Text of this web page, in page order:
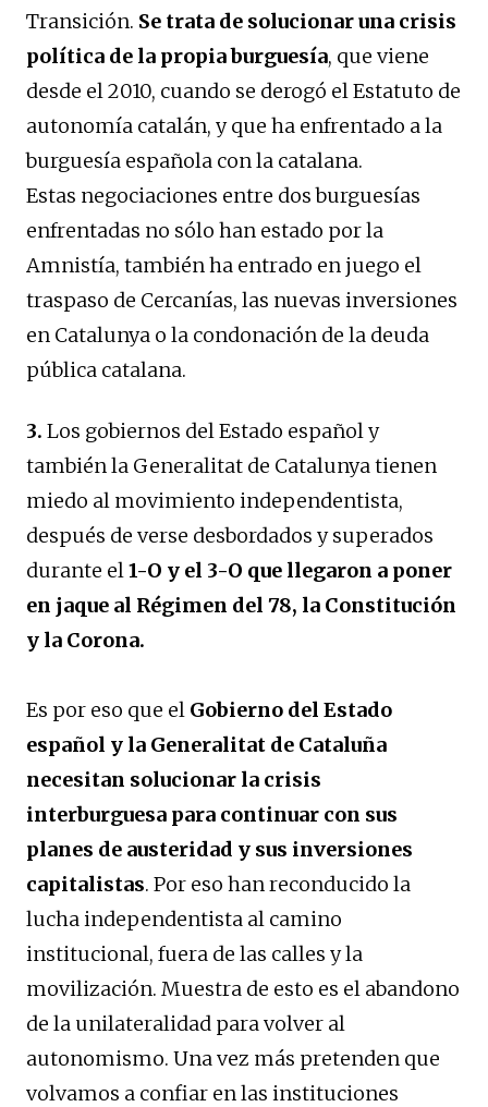
Transición. Se trata de solucionar una crisis
política de la propia burguesía, que viene
desde el 2010, cuando se derogó el Estatuto de
autonomía catalán, y que ha enfrentado a la
burguesía española con la catalana.
Estas negociaciones entre dos burguesías
enfrentadas no sólo han estado por la
Amnistía, también ha entrado en juego el
traspaso de Cercanías, las nuevas inversiones
en Catalunya o la condonación de la deuda
pública catalana.
3. Los gobiernos del Estado español y
también la Generalitat de Catalunya tienen
miedo al movimiento independentista,
después de verse desbordados y superados
durante el1-O y el 3-O que llegaron a poner
en jaque al Régimen del 78, la Constitución
y la Corona.
Es por eso que el Gobierno del Estado
español y la Generalitat de Cataluña
necesitan solucionar la crisis
interburguesa para continuar con sus
planes de austeridad y sus inversiones
capitalistas. Por eso han reconducido la
lucha independentista al camino
institucional, fuera de las calles y la
movilización. Muestra de esto es el abandono
de la unilateralidad para volver al
autonomismo. Una vez más pretenden que
volvamos a confiar en las instituciones